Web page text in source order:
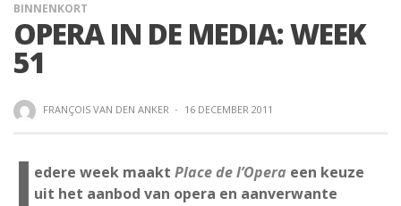
BINNENKORT
OPERA IN DE MEDIA: WEEK
51
FRANÇOIS VAN DEN ANKER · 16 DECEMBER 2011
I edere week maakt Place de l’Opera een keuze
uit het aanbod van opera en aanverwante